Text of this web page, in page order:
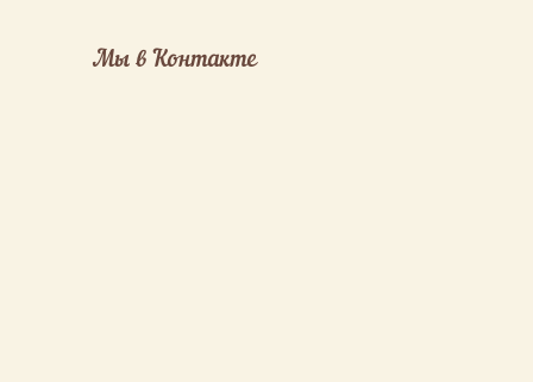
Мы в Контакте